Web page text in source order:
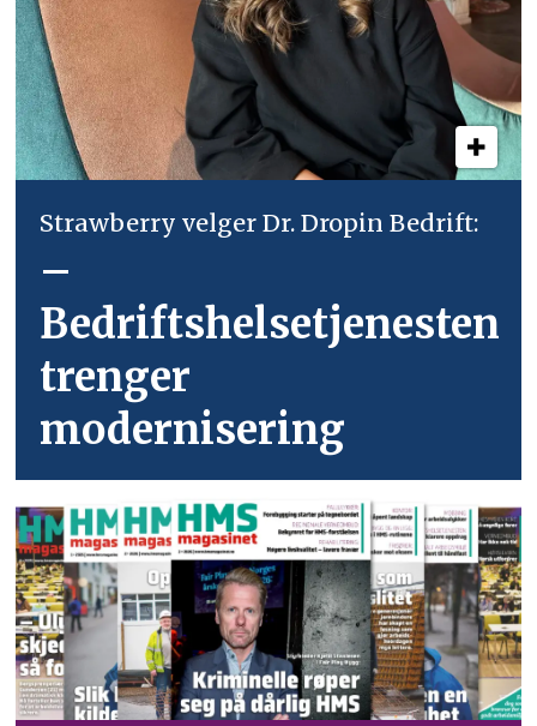
Strawberry velger Dr. Dropin Bedrift:
–
Bedriftshelsetjenesten
trenger
modernisering